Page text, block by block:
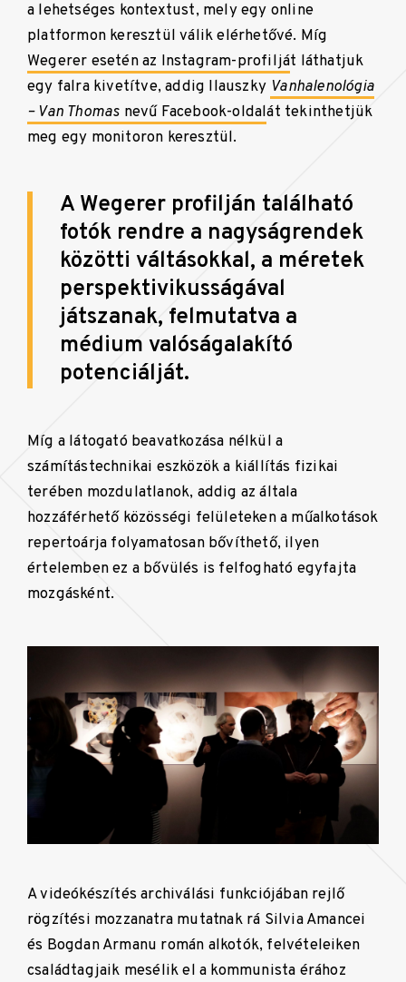
a lehetséges kontextust, mely egy online
platformon keresztül válik elérhetővé. Míg
Wegerer esetén az Instagram-profilját láthatjuk
egy falra kivetítve, addig Ilauszky Vanhalenológia
– Van Thomas nevű Facebook-oldalát tekinthetjük
meg egy monitoron keresztül.
A Wegerer profilján található
fotók rendre a nagyságrendek
közötti váltásokkal, a méretek
perspektivikusságával
játszanak, felmutatva a
médium valóságalakító
potenciálját.
Míg a látogató beavatkozása nélkül a
számítástechnikai eszközök a kiállítás fizikai
terében mozdulatlanok, addig az általa
hozzáférhető közösségi felületeken a műalkotások
repertoárja folyamatosan bővíthető, ilyen
értelemben ez a bővülés is felfogható egyfajta
mozgásként.
A videókészítés archiválási funkciójában rejlő
rögzítési mozzanatra mutatnak rá Silvia Amancei
és Bogdan Armanu román alkotók, felvételeiken
családtagjaik mesélik el a kommunista érához